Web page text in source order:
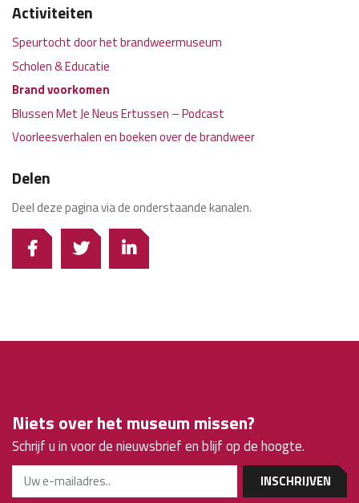
Activiteiten
Speurtocht door het brandweermuseum
Scholen & Educatie
Brand voorkomen
Blussen Met Je Neus Ertussen – Podcast
Voorleesverhalen en boeken over de brandweer
Delen
Deel deze pagina via de onderstaande kanalen.
Niets over het museum missen?
Schrijf u in voor de nieuwsbrief en blijf op de hoogte.
INSCHRIJVEN